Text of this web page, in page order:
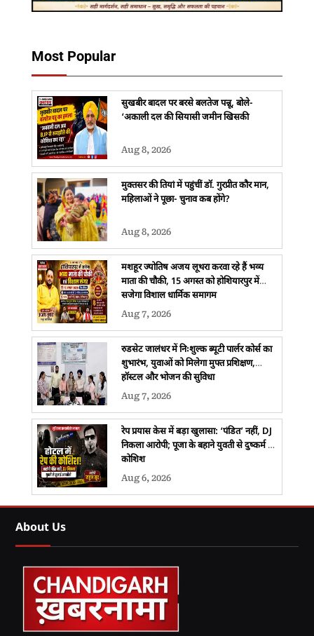
Most Popular
सुखबीर बादल पर बरसे बलतेज पन्नू, बोले-
‘अकाली दल की सियासी जमीन खिसकी
Aug 8, 2026
मुक्तसर की तियां में पहुंचीं डॉ. गुरप्रीत कौर मान,
महिलाओं ने पूछा- चुनाव कब होंगे?
Aug 8, 2026
मशहूर ज्योतिष अजय लूथरा करवा रहे हैं भव्य
माता की चौकी, 15 अगस्त को होशियारपुर में
सजेगा विशाल धार्मिक समागम
Aug 7, 2026
रुडसेट जालंधर में निःशुल्क ब्यूटी पार्लर कोर्स का
शुभारंभ, युवाओं को मिलेगा मुफ्त प्रशिक्षण,
हॉस्टल और भोजन की सुविधा
Aug 7, 2026
रेप प्रयास केस में बड़ा खुलासा: ‘पंडित’ नहीं, DJ
निकला आरोपी; पूजा के बहाने युवती से दुष्कर्म की
कोशिश
Aug 6, 2026
About Us